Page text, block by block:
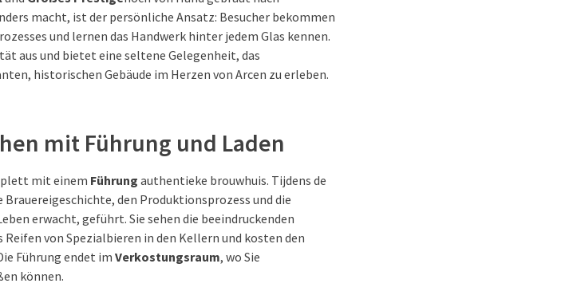
macht, ist der persönliche Ansatz: Besucher bekommen
und lernen das Handwerk hinter jedem Glas kennen.
aus und bietet eine seltene Gelegenheit, das
historischen Gebäude im Herzen von Arcen zu erleben.
mit Führung und Laden
mit einem Führung authentieke brouwhuis. Tijdens de
den Produktionsprozess und die
erwacht, geführt. Sie sehen die beeindruckenden
von Spezialbieren in den Kellern und kosten den
Führung endet im Verkostungsraum, wo Sie
können.